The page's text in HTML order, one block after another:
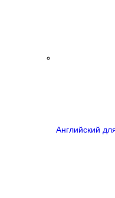
Английский